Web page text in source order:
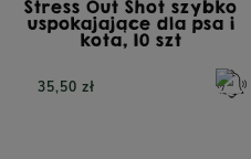
Stress Out Shot szybko
uspokajające dla psa i
kota, 10 szt
35,50 zł